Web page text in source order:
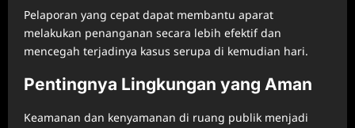
Pelaporan yang cepat dapat membantu aparat
melakukan penanganan secara lebih efektif dan
mencegah terjadinya kasus serupa di kemudian hari.
Pentingnya Lingkungan yang Aman
Keamanan dan kenyamanan di ruang publik menjadi